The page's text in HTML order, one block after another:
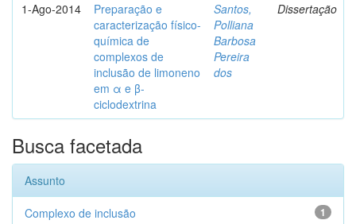
1-Ago-2014
Preparação e
caracterização físico-
química de
complexos de
inclusão de limoneno
em α e β-
ciclodextrina
Santos,
Polliana
Barbosa
Pereira
dos
Dissertação
Busca facetada
Assunto
1
Complexo de inclusão